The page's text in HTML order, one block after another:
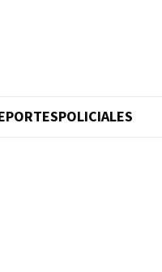
POLICIALES